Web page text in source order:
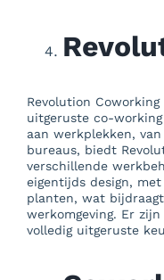
Revolution
uitgeruste co-
aan werkplekken,
bureaus, biedt
verschillende
eigentijds design,
planten, wat
werkomgeving. Er
volledig uitgeruste